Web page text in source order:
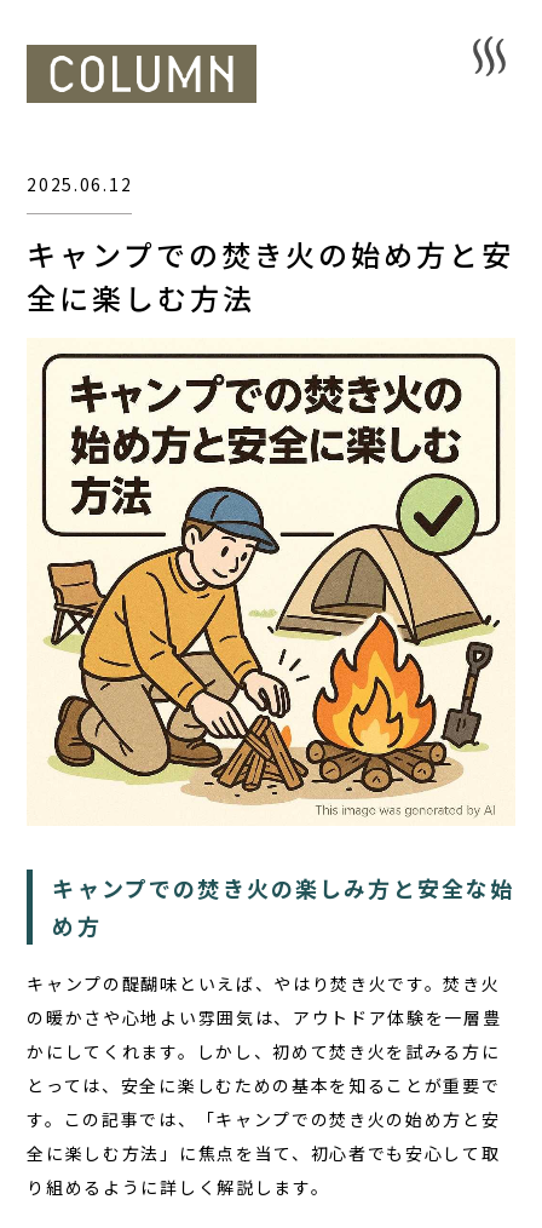
TOP
サウナ
食事
１日の過ごし方
FAQ
コラム
お知らせ
お問い合わせ
キャンプでの焚き火の始め方と安
全に楽しむ方法
2025.06.12
キャンプでの焚き火の楽しみ方と安全な始
め方
キャンプの醍醐味といえば、やはり焚き火です。焚き火
の暖かさや心地よい雰囲気は、アウトドア体験を一層豊
かにしてくれます。しかし、初めて焚き火を試みる方に
とっては、安全に楽しむための基本を知ることが重要で
す。この記事では、「キャンプでの焚き火の始め方と安
全に楽しむ方法」に焦点を当て、初心者でも安心して取
り組めるように詳しく解説します。